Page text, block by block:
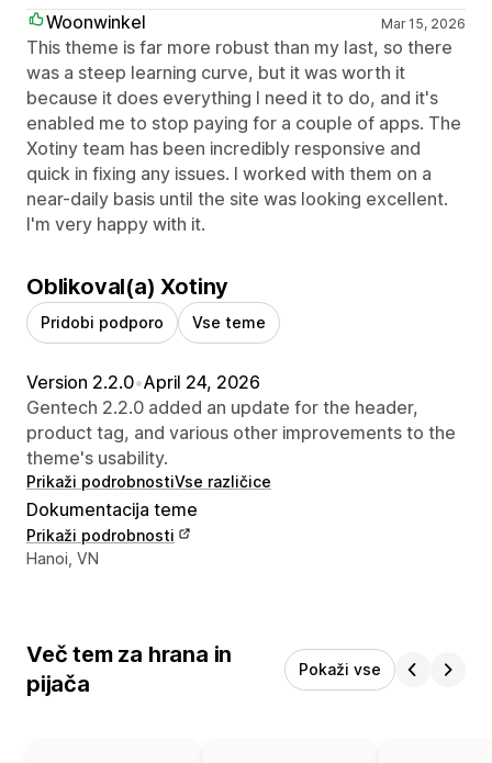
Woonwinkel
Mar 15, 2026
This theme is far more robust than my last, so there
was a steep learning curve, but it was worth it
because it does everything I need it to do, and it's
enabled me to stop paying for a couple of apps. The
Xotiny team has been incredibly responsive and
quick in fixing any issues. I worked with them on a
near-daily basis until the site was looking excellent.
I'm very happy with it.
Oblikoval(a) Xotiny
Pridobi podporo Vse teme
Version 2.2.0•April 24, 2026
Gentech 2.2.0 added an update for the header,
product tag, and various other improvements to the
theme's usability.
Prikaži podrobnostiVse različice
Dokumentacija teme
Prikaži podrobnosti
Podatki za stik z oblikovalcem
Hanoi, VN
Več tem za hrana in
pijača
Pokaži vse